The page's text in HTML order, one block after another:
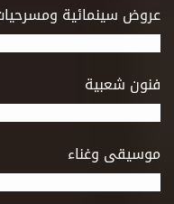
عروض سينمائية
فنون شعبية
موسيقى وغناء